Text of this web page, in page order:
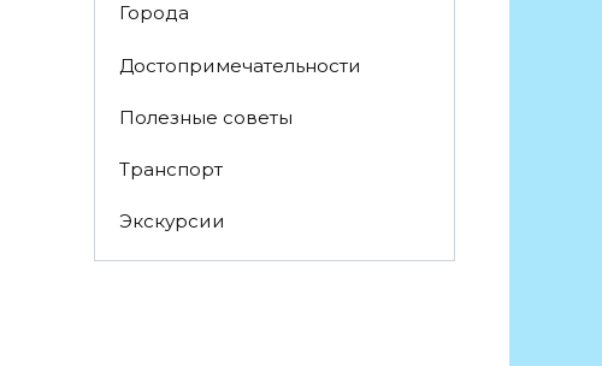
Города
Достопримечательности
Полезные советы
Транспорт
Экскурсии